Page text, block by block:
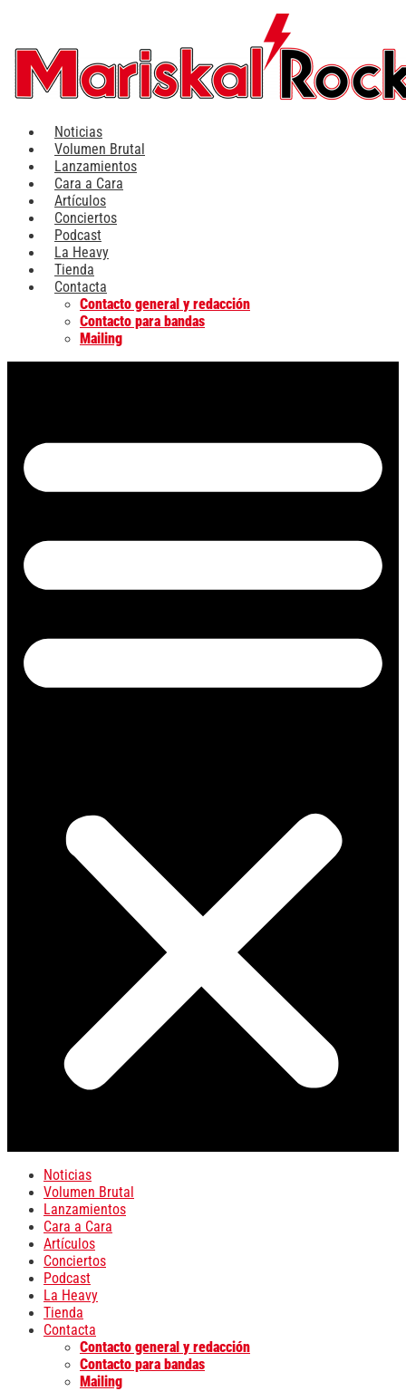
contenido
Noticias
Volumen Brutal
Lanzamientos
Cara a Cara
Artículos
Conciertos
Podcast
La Heavy
Tienda
Contacta
Contacto general y redacción
Contacto para bandas
Mailing
Noticias
Volumen Brutal
Lanzamientos
Cara a Cara
Artículos
Conciertos
Podcast
La Heavy
Tienda
Contacta
Contacto general y redacción
Contacto para bandas
Mailing